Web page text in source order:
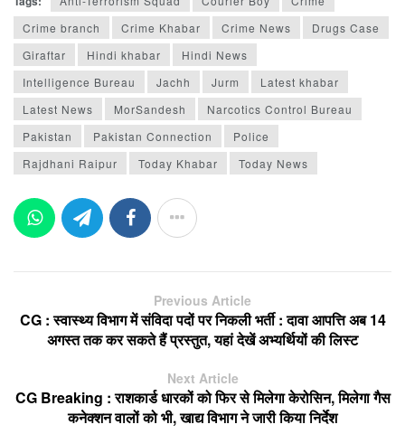
Crime branch
Crime Khabar Crime News
Drugs Case
Giraftar
Hindi khabar
Hindi News
Intelligence Bureau
Jachh Jurm
Latest khabar
Latest News
MorSandesh
Narcotics Control Bureau
Pakistan
Pakistan Connection
Police
Rajdhani Raipur
Today Khabar Today News
Previous Article
CG : स्वास्थ्य विभाग में संविदा पदों पर निकली भर्ती : दावा आपत्ति अब 14
अगस्त तक कर सकते हैं प्रस्तुत, यहां देखें अभ्यर्थियों की लिस्ट
Next Article
CG Breaking : राशकार्ड धारकों को फिर से मिलेगा केरोसिन, मिलेगा गैस
कनेक्शन वालों को भी, खाद्य विभाग ने जारी किया निर्देश